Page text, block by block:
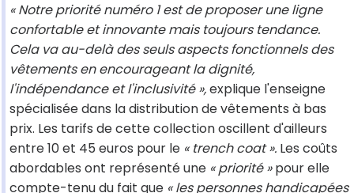
« Notre priorité numéro 1 est de proposer une ligne
confortable et innovante mais toujours tendance.
Cela va au-delà des seuls aspects fonctionnels des
vêtements en encourageant la dignité,
l'indépendance et l'inclusivité »,explique l'enseigne
spécialisée dans la distribution de vêtements à bas
prix. Les tarifs de cette collection oscillent d'ailleurs
entre 10 et 45 euros pour le « trench coat ». Les coûts
abordables ont représenté une « priorité »pour elle
compte-tenu du fait que « les personnes handicapées